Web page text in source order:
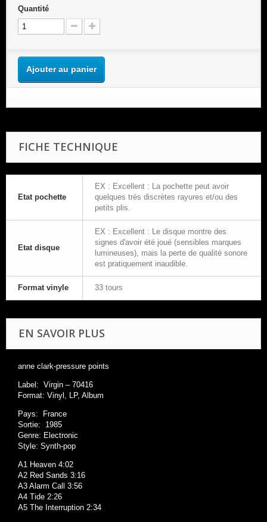
Quantité
Ajouter au panier
FICHE TECHNIQUE
Etat pochette
EX : Excellent : La pochette peut avoir
quelques très discrètes rayures et/ou des
petits plis.
Etat disque
EX : Excellent : Le disque montre des
signes d'avoir été joué (sensibles marques
lumineuses), mais la perte de qualité sonore
est pratiquement inaudible.
Format vinyle 33 tours
EN SAVOIR PLUS
anne clark-pressure points
Label: Virgin ‎– 70416
Format: Vinyl, LP, Album
Pays: France
Sortie: 1985
Genre: Electronic
Style: Synth-pop
A1 Heaven 4:02
A2 Red Sands 3:16
A3 Alarm Call 3:56
A4 Tide 2:26
A5 The Interruption 2:34